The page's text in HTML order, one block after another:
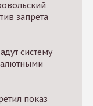
запрета
систему
показ